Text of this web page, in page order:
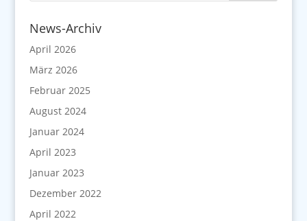
News-Archiv
April 2026
März 2026
Februar 2025
August 2024
Januar 2024
April 2023
Januar 2023
Dezember 2022
April 2022